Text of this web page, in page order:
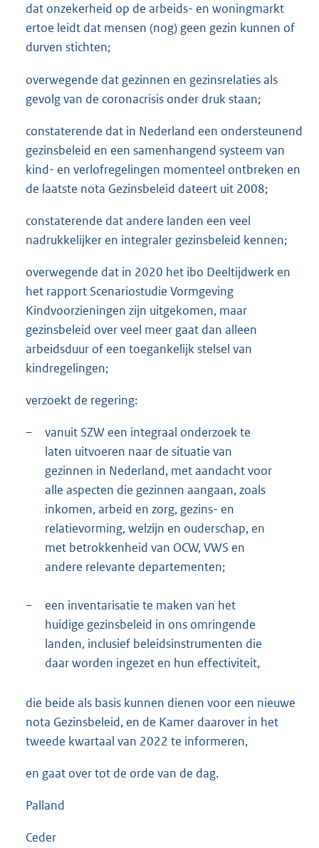
dat onzekerheid op de arbeids- en woningmarkt
ertoe leidt dat mensen (nog) geen gezin kunnen of
durven stichten;
overwegende dat gezinnen en gezinsrelaties als
gevolg van de coronacrisis onder druk staan;
constaterende dat in Nederland een ondersteunend
gezinsbeleid en een samenhangend systeem van
kind- en verlofregelingen momenteel ontbreken en
de laatste nota Gezinsbeleid dateert uit 2008;
constaterende dat andere landen een veel
nadrukkelijker en integraler gezinsbeleid kennen;
overwegende dat in 2020 het ibo Deeltijdwerk en
het rapport Scenariostudie Vormgeving
Kindvoorzieningen zijn uitgekomen, maar
gezinsbeleid over veel meer gaat dan alleen
arbeidsduur of een toegankelijk stelsel van
kindregelingen;
verzoekt de regering:
–
vanuit SZW een integraal onderzoek te
laten uitvoeren naar de situatie van
gezinnen in Nederland, met aandacht voor
alle aspecten die gezinnen aangaan, zoals
inkomen, arbeid en zorg, gezins- en
relatievorming, welzijn en ouderschap, en
met betrokkenheid van OCW, VWS en
andere relevante departementen;
–
een inventarisatie te maken van het
huidige gezinsbeleid in ons omringende
landen, inclusief beleidsinstrumenten die
daar worden ingezet en hun effectiviteit,
die beide als basis kunnen dienen voor een nieuwe
nota Gezinsbeleid, en de Kamer daarover in het
tweede kwartaal van 2022 te informeren,
en gaat over tot de orde van de dag.
Palland
Ceder